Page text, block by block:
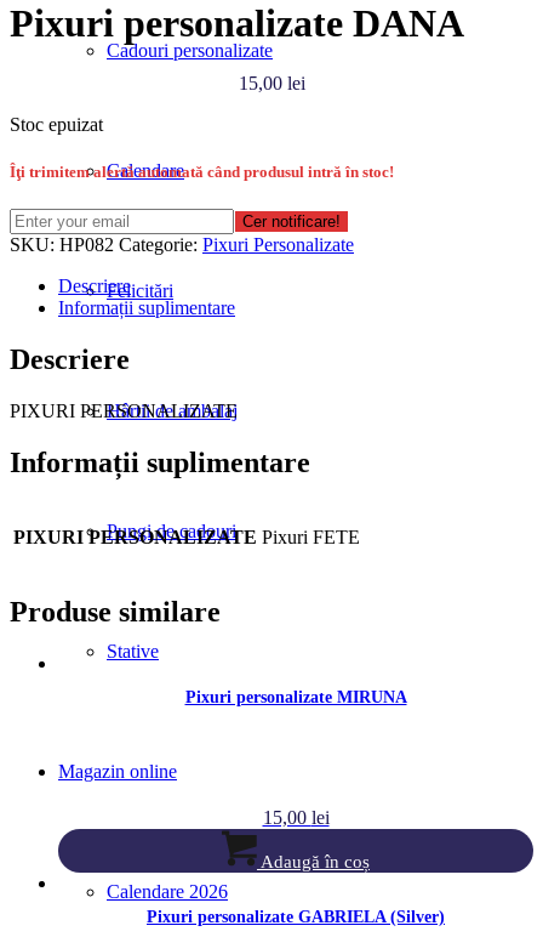
Cadouri personalizate
Calendare
Felicitări
Hârtii de ambalaj
Pungi de cadouri
Stative
Magazin online
Calendare 2026
Pixuri personalizate DANA
15,00 lei
Stoc epuizat
Îţi trimitem alertă automată când produsul intră în stoc!
Cer notificare!
SKU: HP082 Categorie: Pixuri Personalizate
Descriere
Informații suplimentare
Descriere
PIXURI PERSONALIZATE
Informații suplimentare
PIXURI PERSONALIZATE Pixuri FETE
Produse similare
Pixuri personalizate MIRUNA
15,00 lei
Adaugă în coș
Pixuri personalizate GABRIELA (Silver)